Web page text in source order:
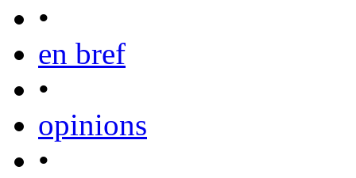
•
en bref
•
opinions
•